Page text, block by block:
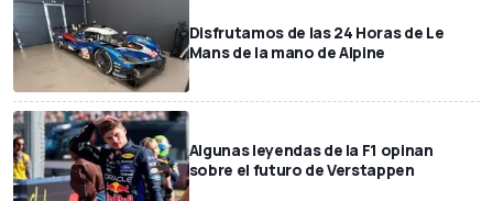
Disfrutamos de las 24 Horas de Le
Mans de la mano de Alpine
Algunas leyendas de la F1 opinan
sobre el futuro de Verstappen